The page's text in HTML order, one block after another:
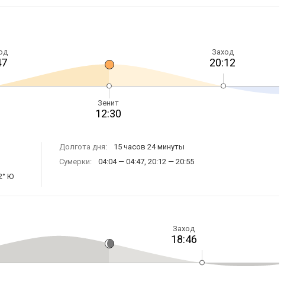
Заход
20:12
Зенит
12:30
Ю
Долгота дня:
15 часов 24 минуты
Сумерки:
04:04 — 04:47, 20:12 — 20:55
Заход
18:46